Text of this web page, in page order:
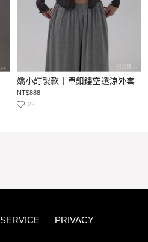
嬌小訂製款｜單釦鏤空透涼外套
NT$888
22
SERVICE PRIVACY